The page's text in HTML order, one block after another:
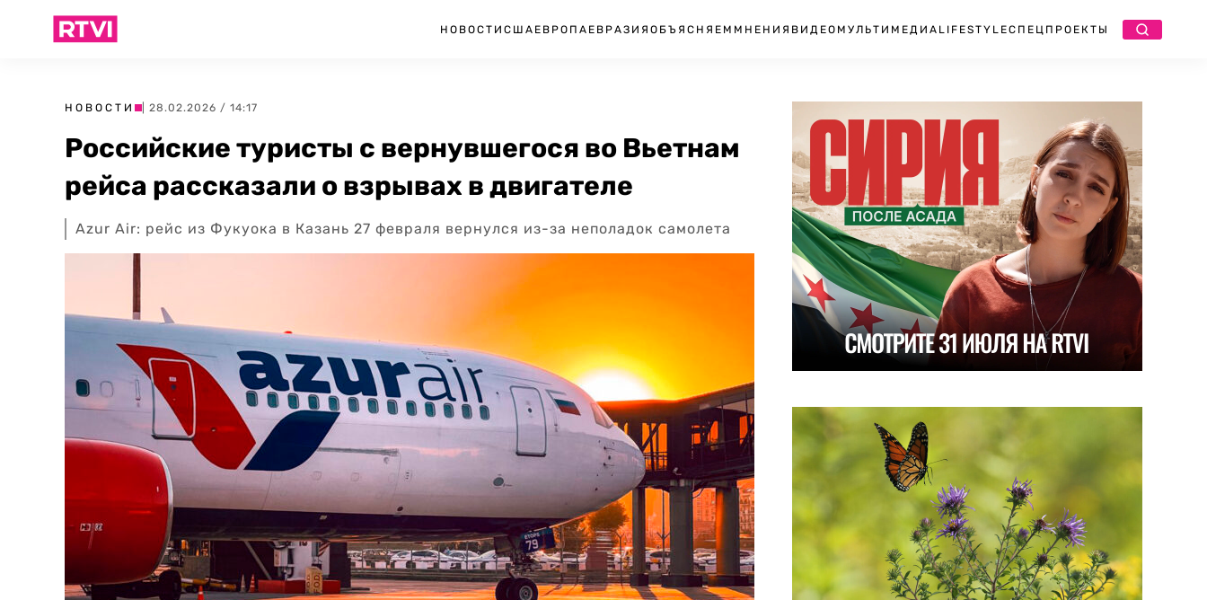
НОВОСТИ США ЕВРОПА ЕВРАЗИЯ ОБЪЯСНЯЕМ МНЕНИЯ ВИДЕО МУЛЬТИМЕДИА LIFESTYLEСПЕЦПРОЕКТЫ
НОВОСТИ | 28.02.2026 / 14:17
Российские туристы с вернувшегося во Вьетнам
рейса рассказали о взрывах в двигателе
Azur Air: рейс из Фукуока в Казань 27 февраля вернулся из-за неполадок самолета